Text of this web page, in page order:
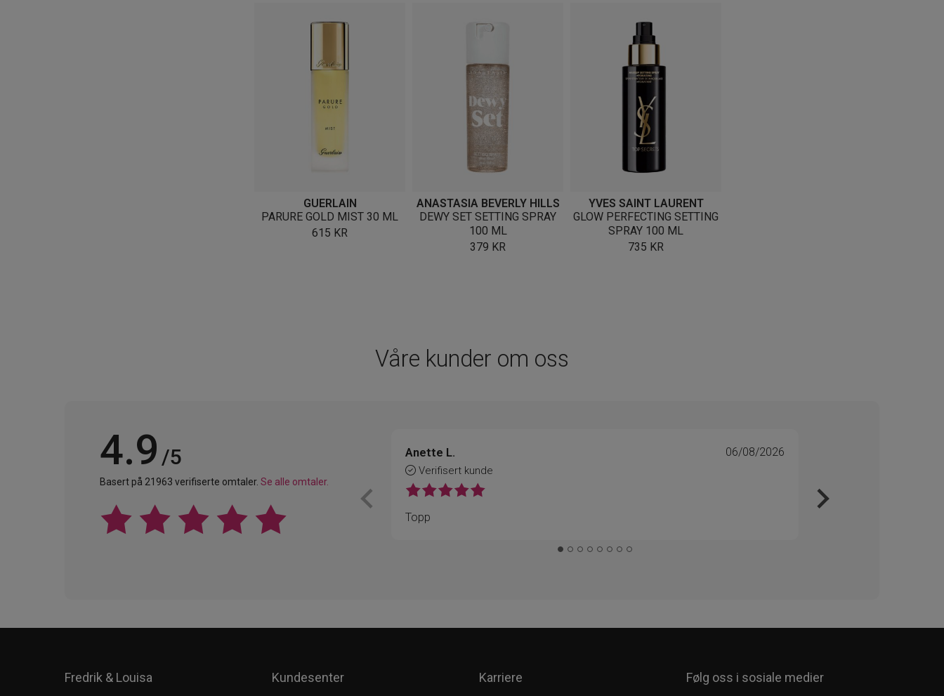
GUERLAIN
PARURE GOLD MIST 30 ML
615 KR
ANASTASIA BEVERLY HILLS
DEWY SET SETTING SPRAY
100 ML
379 KR
YVES SAINT LAURENT
GLOW PERFECTING SETTING
SPRAY 100 ML
735 KR
Våre kunder om oss
4.9 /5
Basert på 21963 verifiserte omtaler. Se alle omtaler.
Anette L.
Verifisert kunde
06/08/2026
Topp
Fredrik & Louisa Kundesenter Karriere Følg oss i sosiale medier